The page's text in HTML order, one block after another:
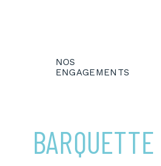
NOS
ENGAGEMENTS